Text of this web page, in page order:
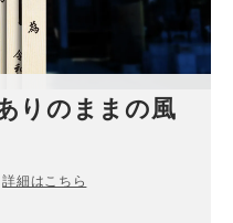
りのままの風
詳細はこちら